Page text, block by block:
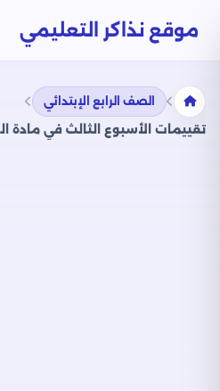
موقع نذاكر التعليمي
الصف الرابع الإبتدائي